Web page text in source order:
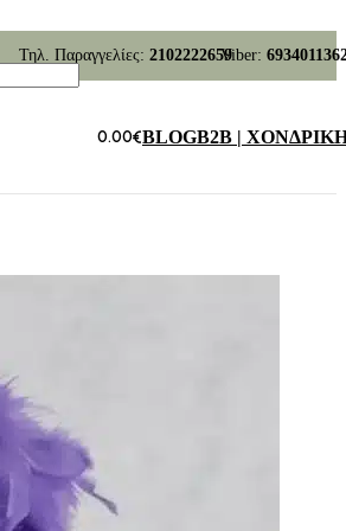
Τηλ. Παραγγελίες: 2102222659Viber:
0.00€BLOGB2B |